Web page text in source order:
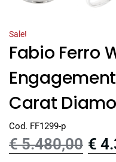
Sale!
Fabio Ferro
Carat
Cod. FF1299-p
€5.480,00 €